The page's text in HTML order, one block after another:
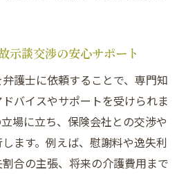
知り損しないための情報収集
者の立場に立った示談の進め
で後悔しないための心構え
を早期解決するための相談窓
示談交渉の安心サポート
護士に依頼することで、専門知
バイスやサポートを受けられま
場に立ち、保険会社との交渉や
ます。例えば、慰謝料や逸失利
合の主張、将来の介護費用まで